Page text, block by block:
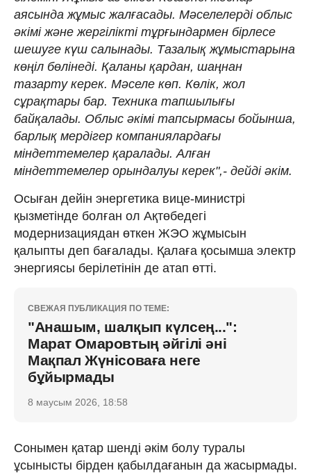
аясында жұмыс жалғасады. Мәселелерді облыс
әкімі және жергілікті тұрғындармен бірлесе
шешуге күш салынады. Тазалық жұмыстарына
көңіл бөлінеді. Қаланы қардан, шаңнан
тазарту керек. Мәселе көп. Көлік, жол
сұрақтары бар. Техника тапшылығы
байқалады. Облыс әкімі тапсырмасы бойынша,
барлық мердігер компаниялардағы
міндеттемелер қаралады. Алған
міндеттемелер орындалуы керек",- дейді әкім.
Осыған дейін энергетика вице-министрі
қызметінде болған ол Ақтөбедегі
модернизациядан өткен ЖЭО жұмысын
қалыпты деп бағалады. Қалаға қосымша электр
энергиясы берілетінін де атап өтті.
СВЕЖАЯ ПУБЛИКАЦИЯ ПО ТЕМЕ:
"Анашым, шалқып күлсең...":
Марат Омаровтың әйгілі әні
Мақпал Жүнісоваға неге
бұйырмады
8 маусым 2026, 18:58
Сонымен қатар шенді әкім болу туралы
ұсынысты бірден қабылдағанын да жасырмады.